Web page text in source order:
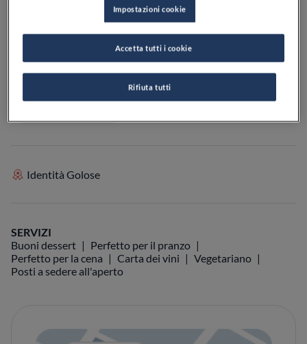
Giovedì,19:00-21:30
VEDI SULLA MAPPA
Identità Golose
SERVIZI
Buoni dessert
Perfetto per il pranzo
Perfetto per la cena
Carta dei vini
Vegetariano
Posti a sedere all'aperto
Impostazioni cookie
Rifiuta tutti
Accetta tutti i cookie